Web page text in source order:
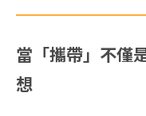
當「攜帶」不僅
想